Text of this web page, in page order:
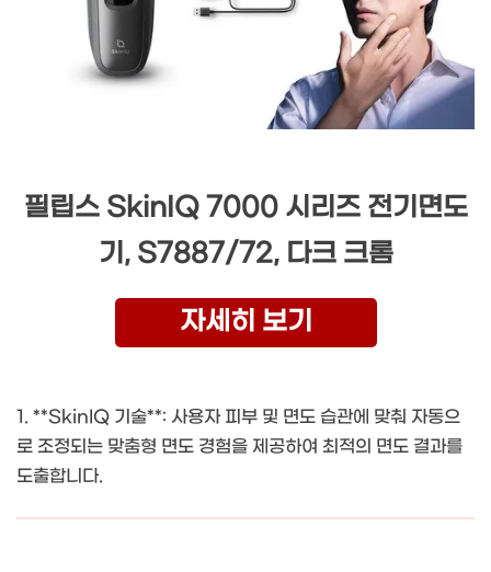
필립스 SkinIQ 7000 시리즈 전기면도
기, S7887/72, 다크 크롬
자세히 보기
1. **SkinIQ 기술**: 사용자 피부 및 면도 습관에 맞춰 자동으
로 조정되는 맞춤형 면도 경험을 제공하여 최적의 면도 결과를
도출합니다.